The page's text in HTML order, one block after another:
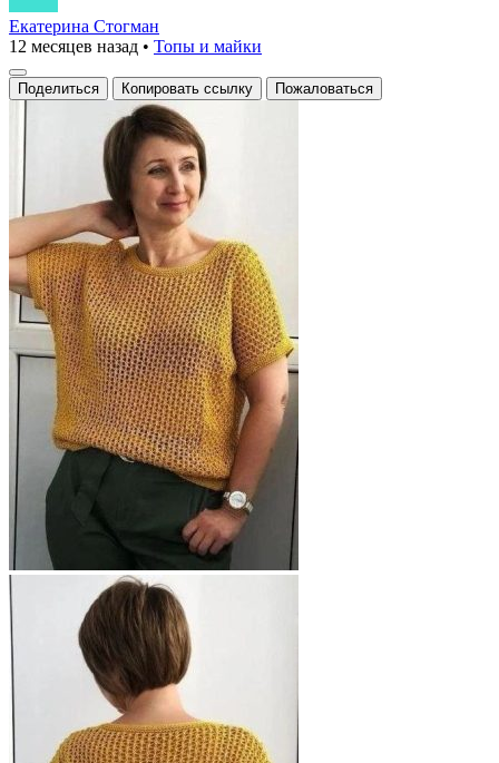
Екатерина Стогман
12 месяцев назад • Топы и майки
Поделиться Копировать ссылку Пожаловаться